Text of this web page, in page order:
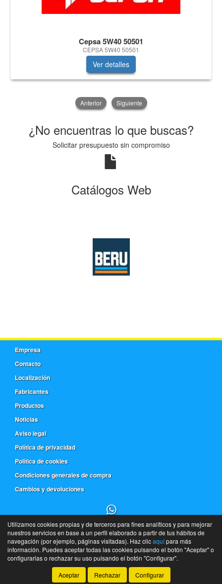
Cepsa 5W40 50501
CEPSA 5W40 50501
Ver detalles
Anterior Siguiente
¿No encuentras lo que buscas?
Solicitar presupuesto sin compromiso
Catálogos Web
Empresa
Contacto
Localización
Fabricantes
Productos
Noticias
Aviso legal
Política de privacidad
Política de cookies
Condiciones generales de compra
Cambios y devoluciones
91 543 18 63
De l a V de 9h a 14h y de 16h a 20h - S 9h a 14h
©Frera- 2026 -Tienda online de recambios de Gira
Utilizamos cookies propias y de terceros para fines analíticos y para mejorar
nuestros servicios en base a un perfil elaborado a partir de tus hábitos de
navegación (por ejemplo, páginas visitadas). Haz clicaquípara más
información. Puedes aceptar todas las cookies pulsando el botón "Aceptar" o
configurarlas o rechazar su uso pulsando el botón "Configurar".
Aceptar
Rechazar Configurar